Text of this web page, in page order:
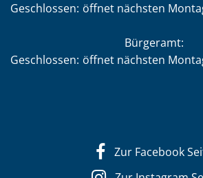
Klicken, um weitere Öffnungs- oder
Geschlossen: öffnet nächsten
Bürgeramt:
Klicken, um weitere Öffnungs- oder
Geschlossen: öffnet nächsten
Zur Facebook